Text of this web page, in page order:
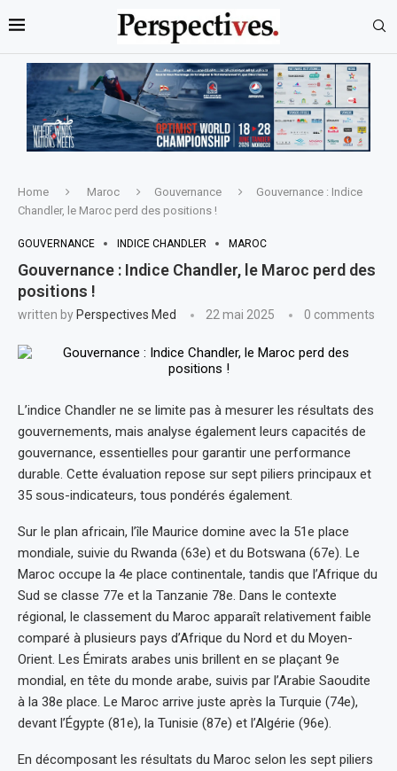
Home Maroc Gouvernance
Gouvernance : Indice
Chandler, le Maroc perd des positions !
GOUVERNANCE INDICE CHANDLER MAROC
Gouvernance : Indice Chandler, le Maroc perd des
positions !
written by Perspectives Med 22 mai 2025 0 comments
L’indice Chandler ne se limite pas à mesurer les résultats des
gouvernements, mais analyse également leurs capacités de
gouvernance, essentielles pour garantir une performance
durable. Cette évaluation repose sur sept piliers principaux et
35 sous-indicateurs, tous pondérés également.
Sur le plan africain, l’île Maurice domine avec la 51e place
mondiale, suivie du Rwanda (63e) et du Botswana (67e). Le
Maroc occupe la 4e place continentale, tandis que l’Afrique du
Sud se classe 77e et la Tanzanie 78e. Dans le contexte
régional, le classement du Maroc apparaît relativement faible
comparé à plusieurs pays d’Afrique du Nord et du Moyen-
Orient. Les Émirats arabes unis brillent en se plaçant 9e
mondial, en tête du monde arabe, suivis par l’Arabie Saoudite
à la 38e place. Le Maroc arrive juste après la Turquie (74e),
devant l’Égypte (81e), la Tunisie (87e) et l’Algérie (96e).
En décomposant les résultats du Maroc selon les sept piliers